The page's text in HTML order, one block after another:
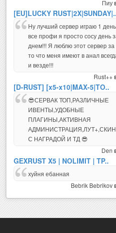
Пиу
[EU]LUCKY RUST|2X|SUNDAY|..
Ну лучший сервер играю 1
все профи я просто сосу день
днем!!! Я люблю этот сервер за
то что меня имеют в анал
и везде!!!
Rust++
[D-RUST] [x5-x10|MAX-5|TO..
😎СЕРВАК ТОП,РАЗЛИЧНЫЕ
ИВЕНТЫ,УДОБНЫЕ
ПЛАГИНЫ,АКТИВНАЯ
С НАГРАДОЙ И ТД 😎
Den
GEXRUST X5 | NOLIMIT | TP..
хуйня ебанная
Bebrik Bebrikov